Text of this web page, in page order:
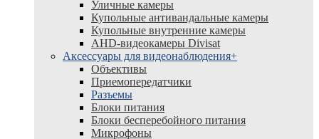
Уличные камеры
Купольные антивандальные камеры
Купольные внутренние камеры
AHD-видеокамеры Divisat
Аксессуары для видеонаблюдения+
Объективы
Приемопередатчики
Разъемы
Блоки питания
Блоки бесперебойного питания
Микрофоны